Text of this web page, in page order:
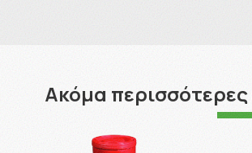
Ακόμα περισσότερες